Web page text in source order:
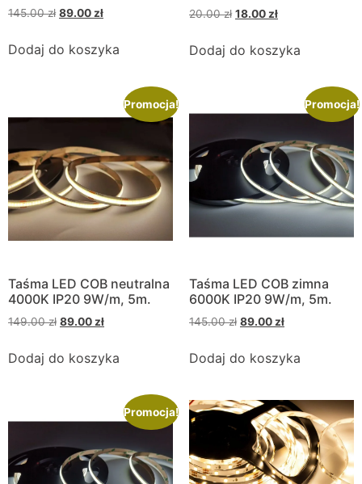
145.00zł 89.00 zł
Dodaj do koszyka
20.00zł 18.00 zł
Dodaj do koszyka
Promocja!
Taśma LED COB neutralna
4000K IP20 9W/m, 5m.
149.00zł 89.00 zł
Dodaj do koszyka
Promocja!
Taśma LED COB zimna
6000K IP20 9W/m, 5m.
145.00zł 89.00 zł
Dodaj do koszyka
Promocja!